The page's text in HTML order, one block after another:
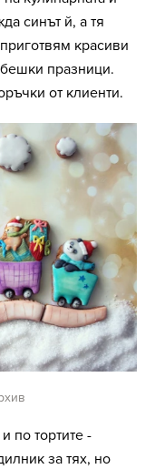
синът й, а тя
красиви
празници.
от клиенти.
по тортите -
за тях, но